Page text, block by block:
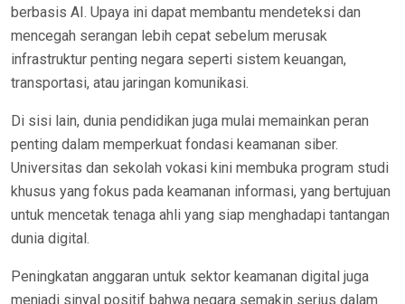
berbasis AI. Upaya ini dapat membantu mendeteksi dan
mencegah serangan lebih cepat sebelum merusak
infrastruktur penting negara seperti sistem keuangan,
transportasi, atau jaringan komunikasi.
Di sisi lain, dunia pendidikan juga mulai memainkan peran
penting dalam memperkuat fondasi keamanan siber.
Universitas dan sekolah vokasi kini membuka program studi
khusus yang fokus pada keamanan informasi, yang bertujuan
untuk mencetak tenaga ahli yang siap menghadapi tantangan
dunia digital.
Peningkatan anggaran untuk sektor keamanan digital juga
menjadi sinyal positif bahwa negara semakin serius dalam